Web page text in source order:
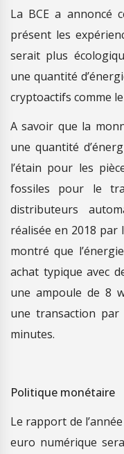
La BCE a annoncé
présent les
serait plus
une quantité
cryptoactifs comme
A savoir que la
une quantité
l’étain pour les
fossiles pour le
distributeurs
réalisée en 2018 par
montré que
achat typique avec
une ampoule de 8
une transaction
minutes.
Politique monétaire
Le rapport de
euro numérique